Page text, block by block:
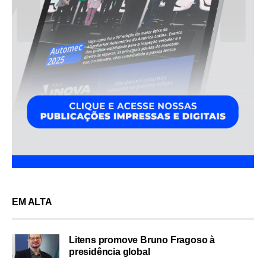
EM ALTA
Litens promove Bruno Fragoso à
presidência global